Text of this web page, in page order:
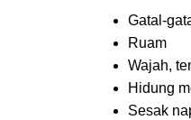
Gatal-
Ruam
Wajah,
Hidung
Sesak